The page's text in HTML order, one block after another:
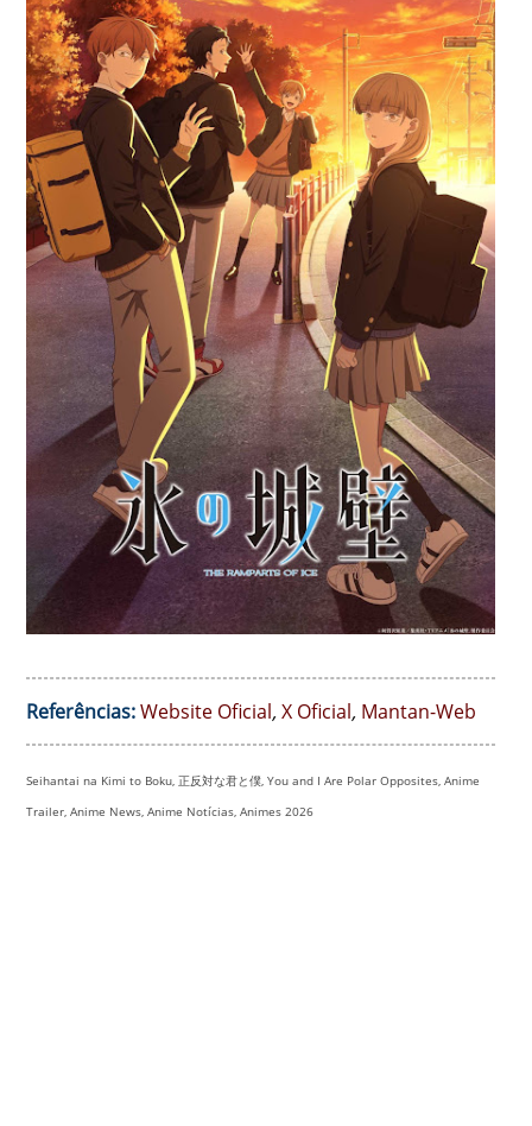
Referências:Website Oficial,X Oficial, Mantan-Web
Seihantai na Kimi to Boku, 正反対な君と僕, You and I Are Polar Opposites, Anime
Trailer, Anime News, Anime Notícias, Animes 2026